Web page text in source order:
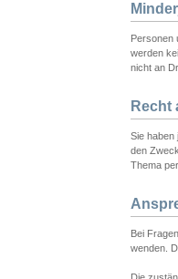
Personen
werden
nicht an
Recht
Sie haben
den
Thema
Bei
wenden.